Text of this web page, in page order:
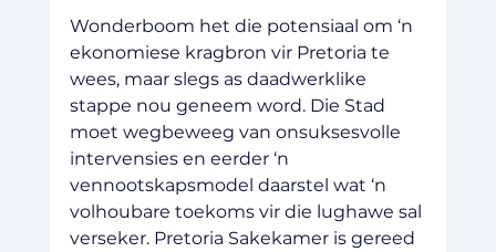
Wonderboom het die potensiaal om ‘n
ekonomiese kragbron vir Pretoria te
wees, maar slegs as daadwerklike
stappe nou geneem word. Die Stad
moet wegbeweeg van onsuksesvolle
intervensies en eerder ‘n
vennootskapsmodel daarstel wat ‘n
volhoubare toekoms vir die lughawe sal
verseker. Pretoria Sakekamer is gereed